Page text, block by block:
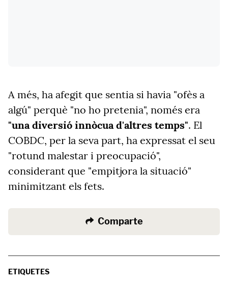
A més, ha afegit que sentia si havia "ofès a
algú" perquè "no ho pretenia", només era
"una diversió innòcua d'altres temps". El
COBDC, per la seva part, ha expressat el seu
"rotund malestar i preocupació",
considerant que "empitjora la situació"
minimitzant els fets.
Comparte
ETIQUETES